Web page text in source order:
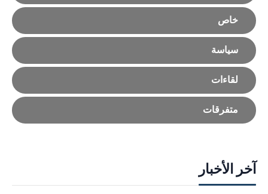
خاص
سياسة
لقاءات
متفرقات
آخر الأخبار